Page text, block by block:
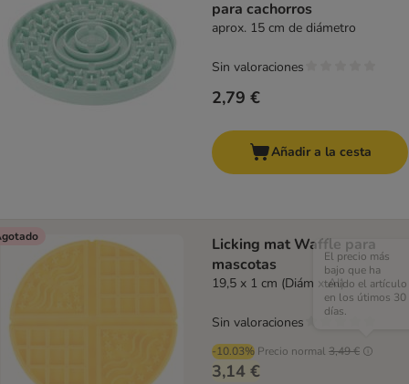
para cachorros
aprox. 15 cm de diámetro
2,79 €
Sin valoraciones
Añadir a la cesta
Licking mat Waffle para
mascotas
19,5 x 1 cm (Diám x Al)
-10.03% Precio normal 3,49 €
El precio más
bajo que ha
tenido el artículo
en los útimos 30
días.
3,14 €
Sin valoraciones